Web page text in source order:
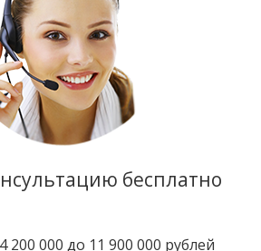
бесплатно
200 000 до 11 900 000 рублей